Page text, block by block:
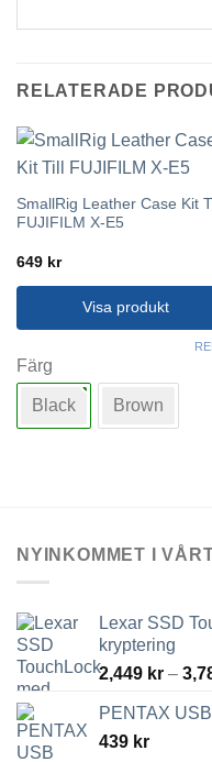
RELATERADE
SmallRig Leather Case Kit
FUJIFILM X-E5
649 kr
Visa produkt
här
produkten
har
flera
kan
produktsidan
Färg
Black Brown
NYINKOMMET I
Lexar SSD
kryptering
2,449 kr –
PENTAX
439 kr